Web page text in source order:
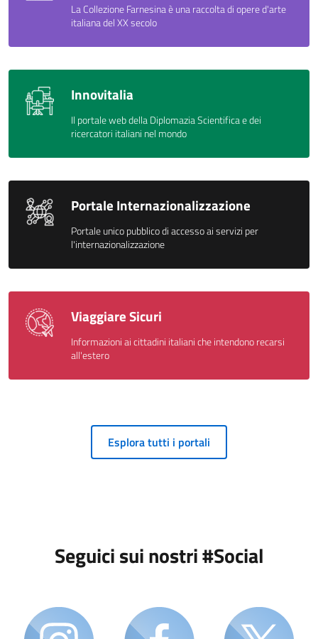
La Collezione Farnesina è una raccolta di opere d'arte
italiana del XX secolo
Innovitalia
Il portale web della Diplomazia Scientifica e dei
ricercatori italiani nel mondo
Portale Internazionalizzazione
Portale unico pubblico di accesso ai servizi per
l'internazionalizzazione
Viaggiare Sicuri
Informazioni ai cittadini italiani che intendono recarsi
all'estero
Esplora tutti i portali
Seguici sui nostri #Social